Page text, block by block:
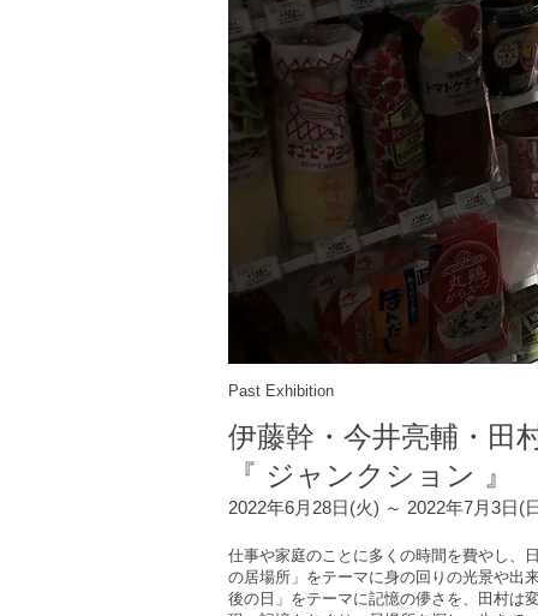
Past Exhibition
伊藤幹・今井亮輔・田
『 ジャンクション 』
2022年6月28日(火) ～ 2022年7月3日(
仕事や家庭のことに多くの時間を費やし、
の居場所」をテーマに身の回りの光景や出
後の日」をテーマに記憶の儚さを、田村は